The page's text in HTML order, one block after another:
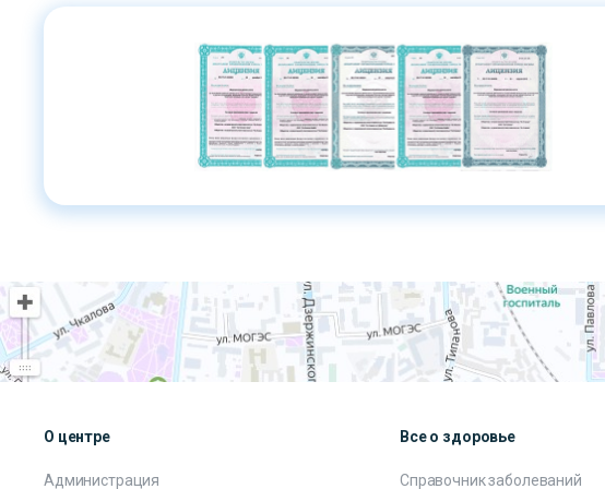
О центре
Администрация
Все о здоровье
Справочник заболеваний